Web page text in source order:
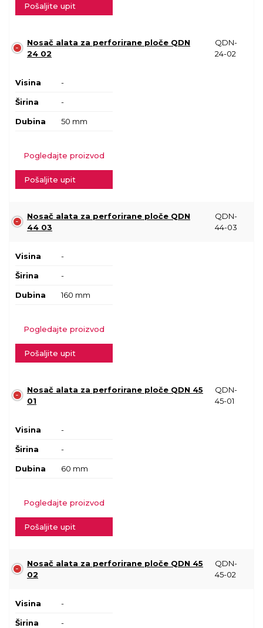
Pošaljite upit
Nosač alata za perforirane ploče QDN
24 02
QDN-
24-02
Visina -
Širina -
Dubina 50 mm
Pogledajte proizvod
Pošaljite upit
Nosač alata za perforirane ploče QDN
44 03
QDN-
44-03
Visina -
Širina -
Dubina 160 mm
Pogledajte proizvod
Pošaljite upit
Nosač alata za perforirane ploče QDN 45
01
QDN-
45-01
Visina -
Širina -
Dubina 60 mm
Pogledajte proizvod
Pošaljite upit
Nosač alata za perforirane ploče QDN 45
02
QDN-
45-02
Visina -
Širina -